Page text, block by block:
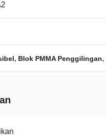
, Blok PMMA Penggilingan,